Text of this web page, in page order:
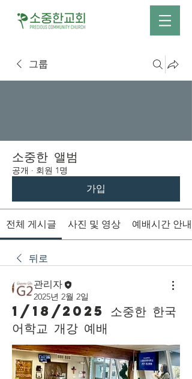
그룹
소중한 앨범
공개 · 회원 1명
가입
전체 게시글 사진 및 영상 예배시간 안내
뒤로
관리자
2025년 2월 2일
1/18/2025 소중한 한국
어학교 개강 예배